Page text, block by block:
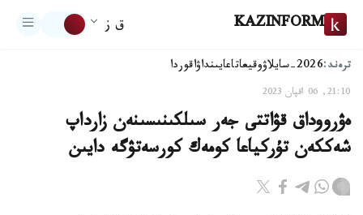
KAZINFORM ق ز
ترەند:2026-سايلاۋ وقيعاتاعايىنداۋاقوردا
21:10, 06 اقپان 2023
ەۋرووداق قۋاتتى جەر سىلكىنىسىنەن زارداپ
شەككەن تۇركياعا كومەك كورسەتۋگە دايىن